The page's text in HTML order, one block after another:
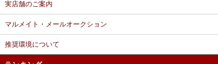
実店舗のご案内
マルメイト・メールオークション
推奨環境について